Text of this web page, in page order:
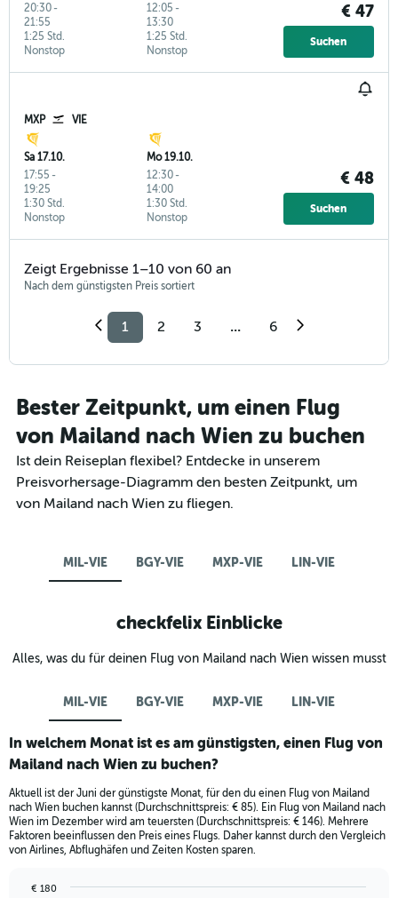
20:30-
21:55
Nonstop
1:25 Std.
12:05 -
13:30
Nonstop
1:25 Std.
€ 47
Suchen
MXP VIE
Sa 17.10.
17:55 -
19:25
Nonstop
1:30 Std.
Mo 19.10.
12:30-
14:00
Nonstop
1:30 Std.
€ 48
Suchen
Zeigt Ergebnisse 1–10 von 60 an
Nach dem günstigsten Preis sortiert
1 2 3 ... 6
Bester Zeitpunkt, um einen Flug
von Mailand nach Wien zu buchen
Ist dein Reiseplan flexibel? Entdecke in unserem
Preisvorhersage-Diagramm den besten Zeitpunkt, um
von Mailand nach Wien zu fliegen.
MIL-VIE BGY-VIE MXP-VIE LIN-VIE
checkfelix Einblicke
Alles, was du für deinen Flug von Mailand nach Wien wissen musst
MIL-VIE BGY-VIE MXP-VIE LIN-VIE
In welchem Monat ist es am günstigsten, einen Flug von
Mailand nach Wien zu buchen?
Aktuell ist der Juni der günstigste Monat, für den du einen Flug von Mailand
nach Wien buchen kannst (Durchschnittspreis: € 85). Ein Flug von Mailand nach
Wien im Dezember wird am teuersten (Durchschnittspreis: € 146). Mehrere
Faktoren beeinflussen den Preis eines Flugs. Daher kannst durch den Vergleich
von Airlines, Abflughäfen und Zeiten Kosten sparen.
€ 180